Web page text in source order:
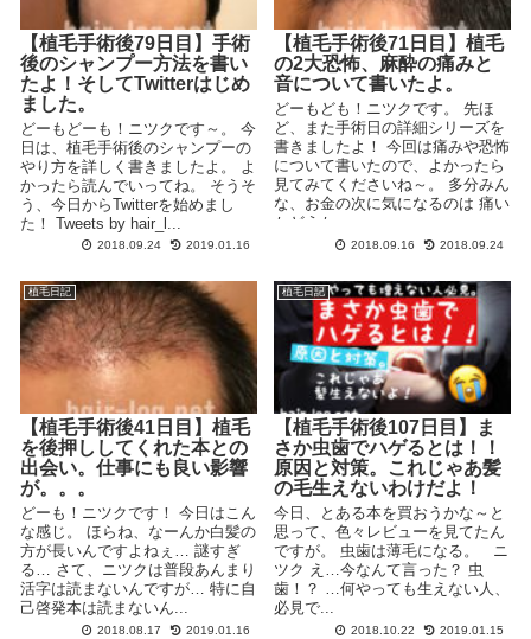
【植毛手術後79日目】手術
後のシャンプー方法を書い
たよ！そしてTwitterはじめ
ました。
どーもどーも！ニツクです～。 今
日は、植毛手術後のシャンプーの
やり方を詳しく書きましたよ。 よ
かったら読んでいってね。 そうそ
う、今日からTwitterを始めまし
た！ Tweets by hair_l...
2018.09.24 2019.01.16
【植毛手術後71日目】植毛
の2大恐怖、麻酔の痛みと
音について書いたよ。
どーもども！ニツクです。 先ほ
ど、また手術日の詳細シリーズを
書きましたよ！ 今回は痛みや恐怖
について書いたので、よかったら
見てみてくださいね～。 多分みん
な、お金の次に気になるのは 痛い
2018.09.16 2018.09.24
植毛日記
【植毛手術後41日目】植毛
を後押ししてくれた本との
出会い。仕事にも良い影響
が。。。
どーも！ニツクです！ 今日はこん
な感じ。 ほらね、なーんか白髪の
方が長いんですよねぇ… 謎すぎ
る… さて、ニツクは普段あんまり
活字は読まないんですが… 特に自
己啓発本は読まないん...
2018.08.17 2019.01.16
植毛日記
【植毛手術後107日目】ま
さか虫歯でハゲるとは！！
原因と対策。これじゃあ髪
の毛生えないわけだよ！
今日、とある本を買おうかな～と
思って、色々レビューを見てたん
ですが。 虫歯は薄毛になる。 ニ
ツク え…今なんて言った？ 虫
歯！？ …何やっても生えない人、
必見で...
2018.10.22 2019.01.15